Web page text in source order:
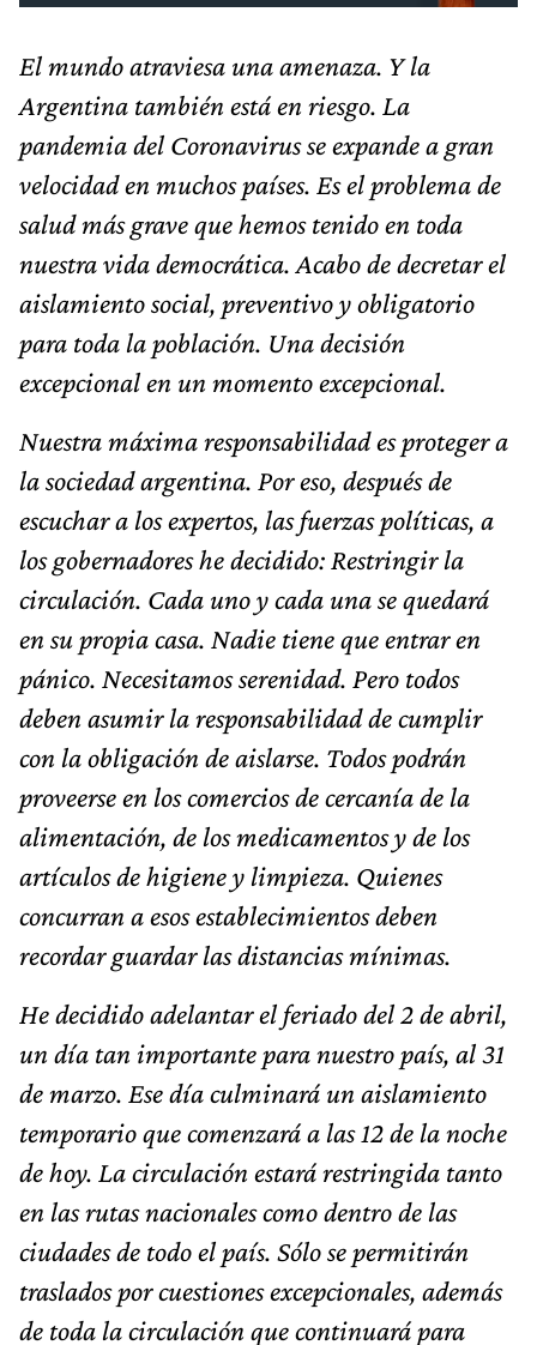
El mundo atraviesa una amenaza. Y la
Argentina también está en riesgo. La
pandemia del Coronavirus se expande a gran
velocidad en muchos países. Es el problema de
salud más grave que hemos tenido en toda
nuestra vida democrática. Acabo de decretar el
aislamiento social, preventivo y obligatorio
para toda la población. Una decisión
excepcional en un momento excepcional.
Nuestra máxima responsabilidad es proteger a
la sociedad argentina. Por eso, después de
escuchar a los expertos, las fuerzas políticas, a
los gobernadores he decidido: Restringir la
circulación. Cada uno y cada una se quedará
en su propia casa. Nadie tiene que entrar en
pánico. Necesitamos serenidad. Pero todos
deben asumir la responsabilidad de cumplir
con la obligación de aislarse. Todos podrán
proveerse en los comercios de cercanía de la
alimentación, de los medicamentos y de los
artículos de higiene y limpieza. Quienes
concurran a esos establecimientos deben
recordar guardar las distancias mínimas.
He decidido adelantar el feriado del 2 de abril,
un día tan importante para nuestro país, al 31
de marzo. Ese día culminará un aislamiento
temporario que comenzará a las 12 de la noche
de hoy. La circulación estará restringida tanto
en las rutas nacionales como dentro de las
ciudades de todo el país. Sólo se permitirán
traslados por cuestiones excepcionales, además
de toda la circulación que continuará para